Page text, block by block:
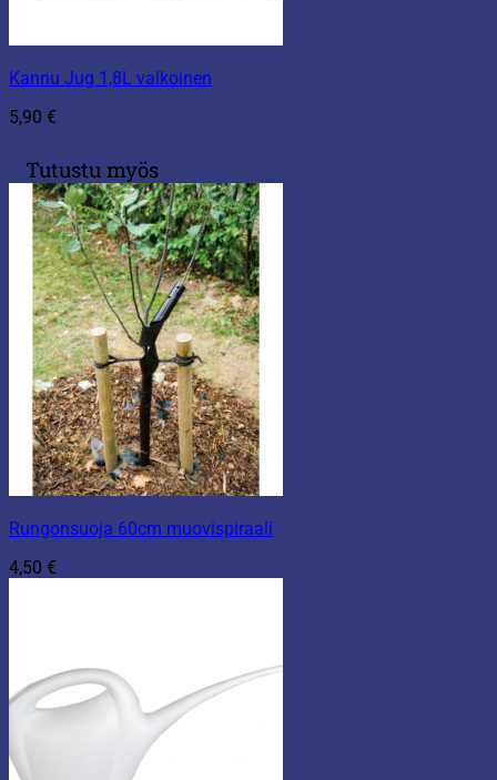
Kannu Jug 1,8L valkoinen
5,90 €
Tutustu myös
Rungonsuoja 60cm muovispiraali
4,50 €